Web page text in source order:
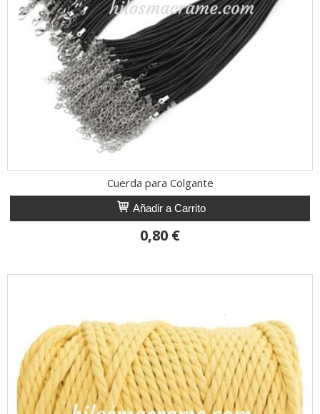
Cuerda para Colgante
Añadir a Carrito
0,80 €